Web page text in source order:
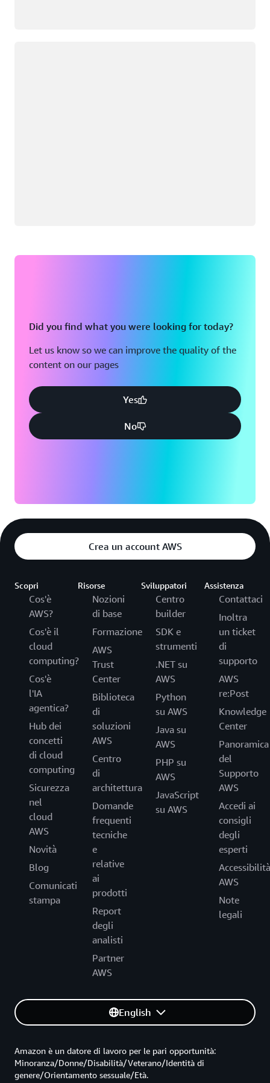
Did you find what you were looking for today?
Let us know so we can improve the quality of the
content on our pages
Yes
No
Crea un account AWS
Scopri
Cos'è
AWS?
Cos'è il
cloud
computing?
Cos'è
l'IA
agentica?
Hub dei
concetti
di cloud
computing
Sicurezza
nel
cloud
AWS
Novità
Blog
Comunicati
stampa
Risorse
Nozioni
di base
Formazione
AWS
Trust
Center
Biblioteca
di
soluzioni
AWS
Centro
di
architettura
Domande
frequenti
tecniche
e
relative
ai
prodotti
Report
degli
analisti
Partner
AWS
Sviluppatori
Centro
builder
SDK e
strumenti
.NET su
AWS
Python
su AWS
Java su
AWS
PHP su
AWS
JavaScript
su AWS
Assistenza
Contattaci
Inoltra
un ticket
di
supporto
AWS
re:Post
Knowledge
Center
Panoramica
del
Supporto
AWS
Accedi ai
consigli
degli
esperti
Accessibilità
AWS
Note
legali
English
Amazon è un datore di lavoro per le pari opportunità:
Minoranza/Donne/Disabilità/Veterano/Identità di
genere/Orientamento sessuale/Età.